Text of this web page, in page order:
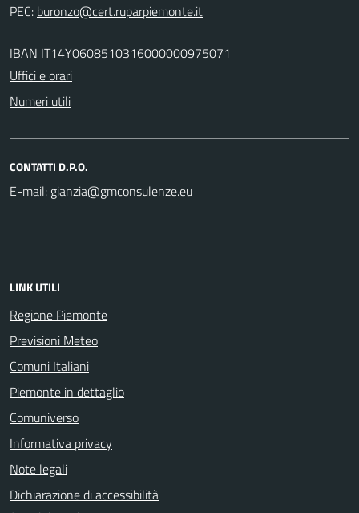
PEC:
IBAN IT14Y0608510316000000975071
Uffici e orari
Numeri utili
CONTATTI D.P.O.
E-mail:
LINK UTILI
Regione Piemonte
Previsioni Meteo
Comuni Italiani
Piemonte in dettaglio
Comuniverso
Informativa privacy
Note legali
Dichiarazione di accessibilità